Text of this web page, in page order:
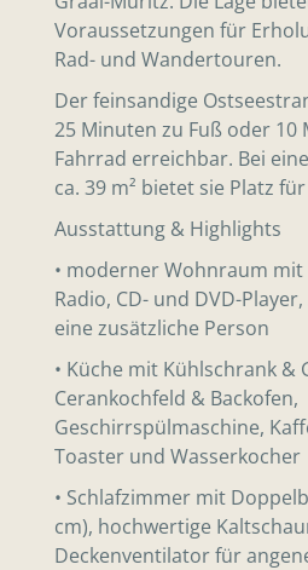
Voraussetzungen für
Rad- und Wandertouren.
Der feinsandige
25 Minuten zu Fuß oder
Fahrrad erreichbar. Bei
ca. 39 m² bietet sie Platz
Ausstattung & Highlights
• moderner Wohnraum mit
Radio, CD- und DVD-
eine zusätzliche Person
• Küche mit Kühlschrank &
Cerankochfeld & Backofen,
Geschirrspülmaschine,
Toaster und Wasserkocher
• Schlafzimmer mit
cm), hochwertige
Deckenventilator für